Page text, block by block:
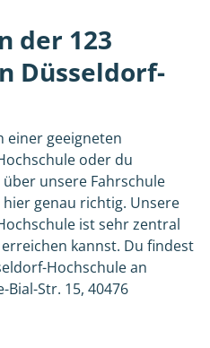
der 123
Düsseldorf-
einer geeigneten
oder du
unsere Fahrschule
genau richtig. Unsere
ist sehr zentral
kannst. Du findest
Hochschule an
Str. 15, 40476